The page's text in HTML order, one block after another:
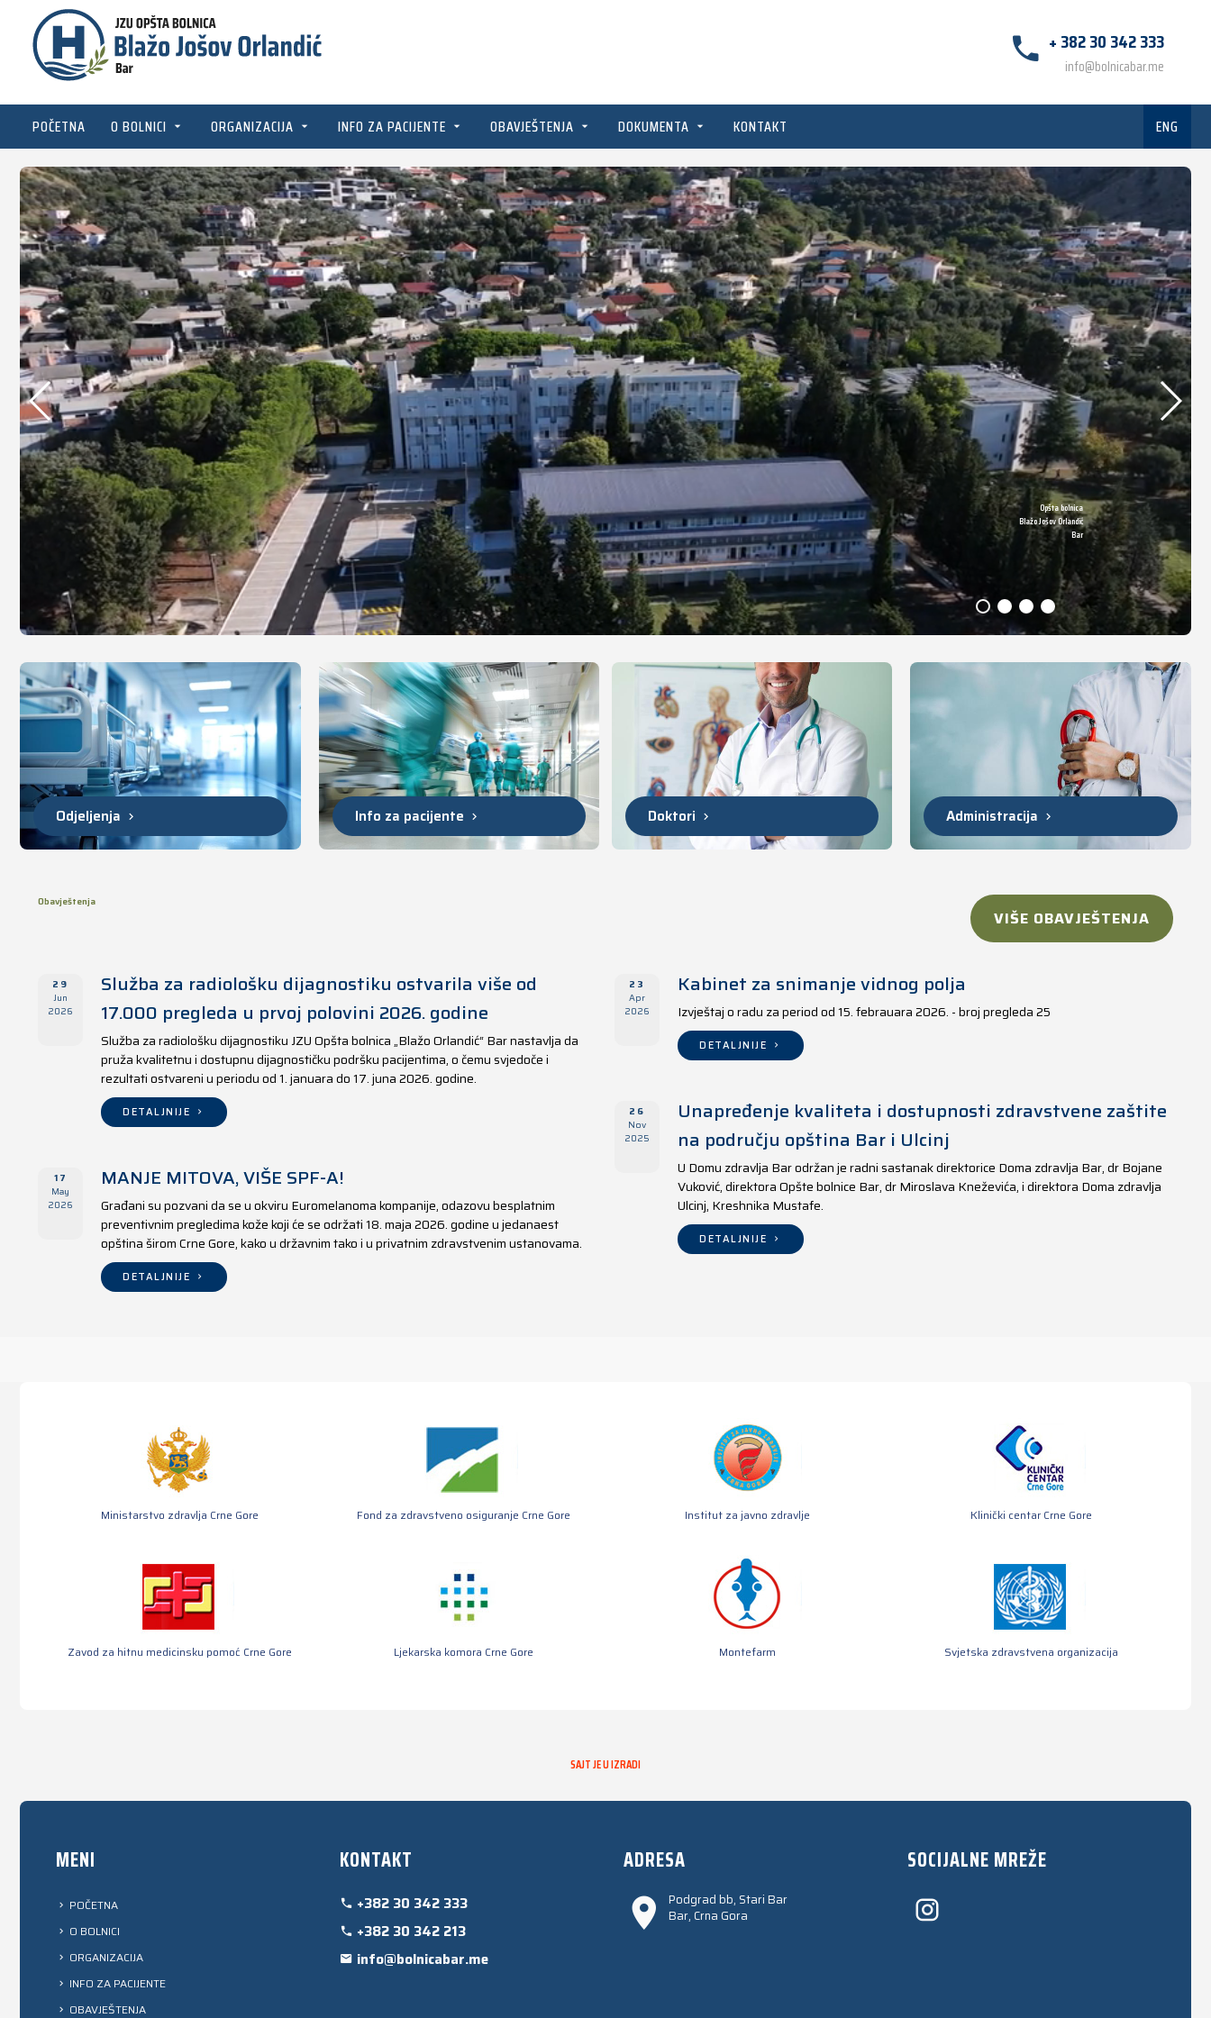
+ 382 30 342 333
info@bolnicabar.me
POČETNA O BOLNICI ORGANIZACIJA INFO ZA PACIJENTE OBAVJEŠTENJA DOKUMENTA KONTAKT ENG
Opšta bolnica
Blažo Jošov Orlandić
Bar
Odjeljenja
DETALJNIJE
Info za pacijente
DETALJNIJE
Doktori
DETALJNIJE
Administracija
DETALJNIJE
Obavještenja
VIŠE OBAVJEŠTENJA
29
Jun
2026
Služba za radiološku dijagnostiku ostvarila više od
17.000 pregleda u prvoj polovini 2026. godine
Služba za radiološku dijagnostiku JZU Opšta bolnica „Blažo Orlandić“ Bar nastavlja da
pruža kvalitetnu i dostupnu dijagnostičku podršku pacijentima, o čemu svjedoče i
rezultati ostvareni u periodu od 1. januara do 17. juna 2026. godine.
DETALJNIJE
17
May
2026
MANJE MITOVA, VIŠE SPF-A!
Građani su pozvani da se u okviru Euromelanoma kompanije, odazovu besplatnim
preventivnim pregledima kože koji će se održati 18. maja 2026. godine u jedanaest
opština širom Crne Gore, kako u državnim tako i u privatnim zdravstvenim ustanovama.
DETALJNIJE
23
Apr
2026
Kabinet za snimanje vidnog polja
Izvještaj o radu za period od 15. febrauara 2026. - broj pregleda 25
DETALJNIJE
26
Nov
2025
Unapređenje kvaliteta i dostupnosti zdravstvene zaštite
na području opština Bar i Ulcinj
U Domu zdravlja Bar održan je radni sastanak direktorice Doma zdravlja Bar, dr Bojane
Vuković, direktora Opšte bolnice Bar, dr Miroslava Kneževića, i direktora Doma zdravlja
Ulcinj, Kreshnika Mustafe.
DETALJNIJE
Ministarstvo zdravlja Crne Gore Fond za zdravstveno osiguranje Crne Gore Institut za javno zdravlje Klinički centar Crne Gore
Zavod za hitnu medicinsku pomoć Crne Gore Ljekarska komora Crne Gore Montefarm Svjetska zdravstvena organizacija
SAJT JE U IZRADI
MENI
POČETNA
O BOLNICI
ORGANIZACIJA
INFO ZA PACIJENTE
OBAVJEŠTENJA
KONTAKT
+382 30 342 333
+382 30 342 213
info@bolnicabar.me
ADRESA
Podgrad bb, Stari Bar
Bar, Crna Gora
SOCIJALNE MREŽE